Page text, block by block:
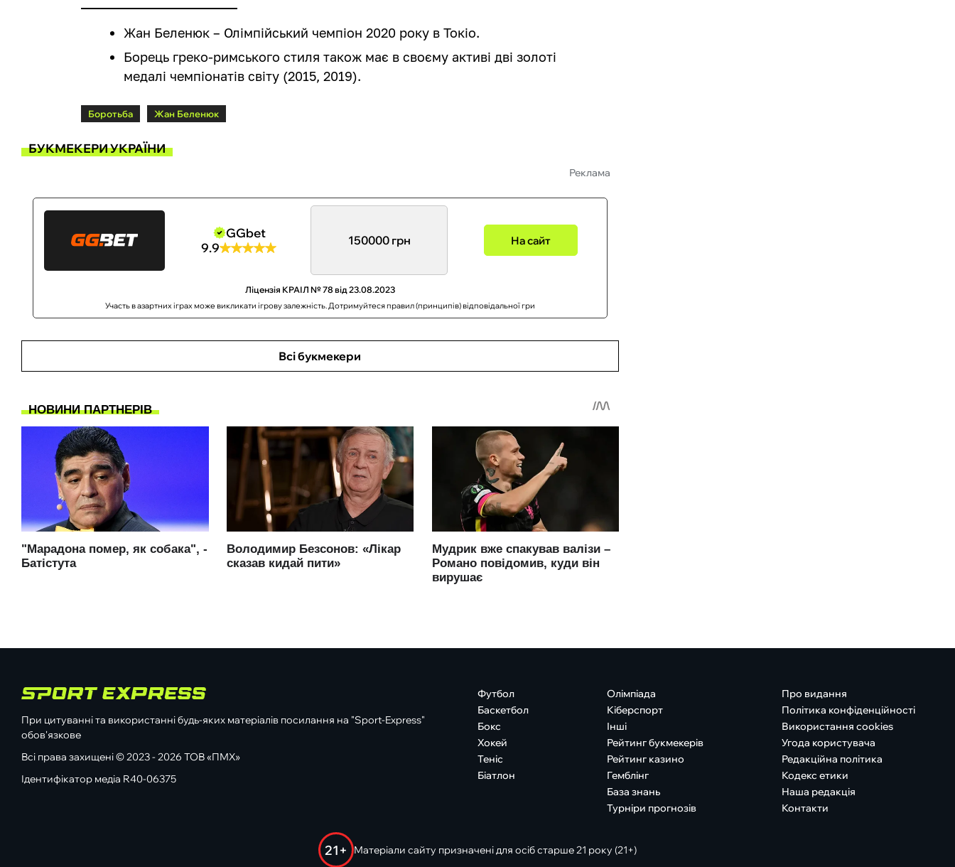
Жан Беленюк – Олімпійський чемпіон 2020 року в Токіо.
Борець греко-римського стиля також має в своєму активі дві золоті
медалі чемпіонатів світу (2015, 2019).
Боротьба Жан Беленюк
БУКМЕКЕРИ УКРАЇНИ
Реклама
GGbet
9.9
150000 грн На сайт
Ліцензія КРАІЛ № 78 від 23.08.2023
Участь в азартних іграх може викликати ігрову залежність. Дотримуйтеся правил (принципів) відповідальної гри
Всі букмекери
При цитуванні та використанні будь-яких матеріалів посилання на "Sport-Express"
обов'язкове
Всі права захищені © 2023 - 2026 ТОВ «ПМХ»
Ідентифікатор медіа R40-06375
Футбол
Баскетбол
Бокс
Хокей
Теніс
Біатлон
Олімпіада
Кіберспорт
Інші
Рейтинг букмекерів
Рейтинг казино
Гемблінг
База знань
Турніри прогнозів
Про видання
Політика конфіденційності
Використання cookies
Угода користувача
Редакційна політика
Кодекс етики
Наша редакція
Контакти
21+ Матеріали сайту призначені для осіб старше 21 року (21+)